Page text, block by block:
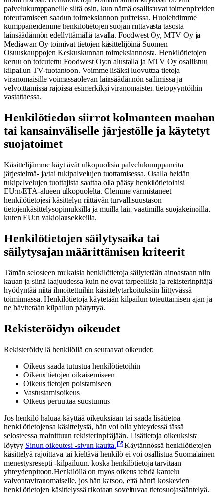
palvelukumppaneille siltä osin, kun nämä osallistuvat toimenpiteiden
toteuttamiseen saadun toimeksiannon puitteissa. Huolehdimme
kumppaneidemme henkilötietojen suojan riittävästä tasosta
lainsäädännön edellyttämällä tavalla. Foodwest Oy, MTV Oy ja
Mediawan Oy toimivat tietojen käsittelijöinä Suomen
Osuuskauppojen Keskuskunnan toimeksiannosta. Henkilötietojen
keruu on toteutettu Foodwest Oy:n alustalla ja MTV Oy osallistuu
kilpailun TV-tuotantoon. Voimme lisäksi luovuttaa tietoja
viranomaisille voimassaolevan lainsäädännön sallimissa ja
velvoittamissa rajoissa esimerkiksi viranomaisten tietopyyntöihin
vastattaessa.
Henkilötiedon siirrot kolmanteen maahan
tai kansainväliselle järjestölle ja käytetyt
suojatoimet
Käsittelijämme käyttävät ulkopuolisia palvelukumppaneita
järjestelmä- ja/tai tukipalvelujen tuottamisessa. Osalla heidän
tukipalvelujen tuottajista saattaa olla pääsy henkilötietoihisi
EU:n/ETA-alueen ulkopuolelta. Olemme varmistaneet
henkilötietojesi käsittelyn riittävän turvallisuustason
tietojenkäsittelysopimuksilla ja muilla lain vaatimilla suojakeinoilla,
kuten EU:n vakiolausekkeilla.
Henkilötietojen säilytysaika tai
säilytysajan määrittämisen kriteerit
Tämän selosteen mukaisia henkilötietoja säilytetään ainoastaan niin
kauan ja siinä laajuudessa kuin ne ovat tarpeellisia ja rekisterinpitäjä
hyödyntää niitä ilmoitettuihin käsittelytarkoituksiin liittyvässä
toiminnassa. Henkilötietoja käytetään kilpailun toteuttamisen ajan ja
ne hävitetään kilpailun päätyttyä.
Rekisteröidyn oikeudet
Rekisteröidyllä henkilöllä on seuraavat oikeudet:
Oikeus saada tutustua henkilötietoihin
Oikeus tietojen oikaisemiseen
Oikeus tietojen poistamiseen
Vastustamisoikeus
Oikeus peruuttaa suostumus
Jos henkilö haluaa käyttää oikeuksiaan tai saada lisätietoa
henkilötietojensa käsittelystä, hän voi olla yhteydessä tässä
selosteessa mainittuun rekisterinpitäjään. Lisätietoja oikeuksista
löytyy Sinun oikeutesi -sivun kautta.
Käytännössä henkilötietojen
käsittelyä rajoittava tai kieltävä henkilö ei voi osallistua Suomalainen
menestysresepti -kilpailuun, koska henkilötietoja tarvitaan
yhteydenpitoon.Henkilöllä on myös oikeus tehdä kantelu
valvontaviranomaiselle, jos hän katsoo, että häntä koskevien
henkilötietojen käsittelyssä rikotaan soveltuvaa tietosuojasääntelyä.